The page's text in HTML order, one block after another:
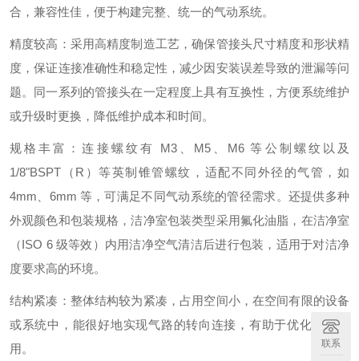
合，兼容性佳，便于构建完整、统一的气动系统。
精度较高：采用高精度制造工艺，确保管接头尺寸精度和形状精
度，保证连接准确性和稳定性，减少因安装误差导致的泄漏等问
题。同一系列的管接头在一定程度上具有互换性，方便系统维护
或升级时更换，降低维护成本和时间。
规格丰富：连接螺纹有 M3、M5、M6 等公制螺纹以及
1/8"BSPT（R）等英制锥管螺纹，适配不同外径的气管，如
4mm、6mm 等，可满足不同气动系统的管径需求。还提供多种
外观颜色和包装规格，洁净室包装类型采用氟化油脂，在洁净室
（ISO 6 级等效）内用洁净空气清洁后进行包装，适用于对洁净
度要求高的环境。
结构紧凑：整体结构较为紧凑，占用空间小，在空间有限的设备
或系统中，能很好地实现气路的转向连接，有助于优化空间利
用。
联系